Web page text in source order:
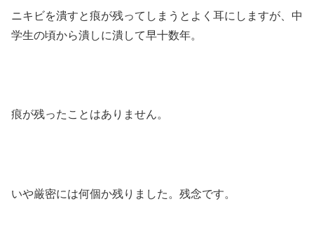
ニキビを潰すと痕が残ってしまうとよく耳にしますが、中
学生の頃から潰しに潰して早十数年。
痕が残ったことはありません。
いや厳密には何個か残りました。残念です。